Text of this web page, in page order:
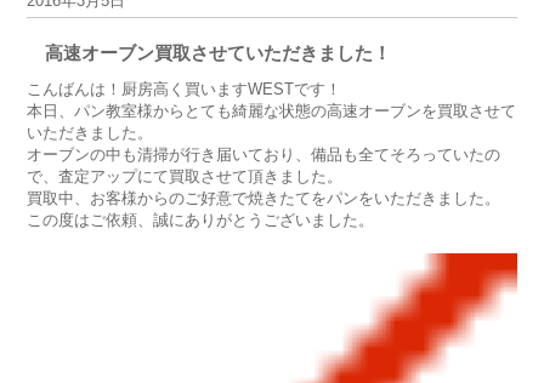
高速オーブン買取させていただきました！
こんばんは！厨房高く買いますWESTです！
本日、パン教室様からとても綺麗な状態の高速オーブンを買取させて
いただきました。
オーブンの中も清掃が行き届いており、備品も全てそろっていたの
で、査定アップにて買取させて頂きました。
買取中、お客様からのご好意で焼きたてをパンをいただきました。
この度はご依頼、誠にありがとうございました。